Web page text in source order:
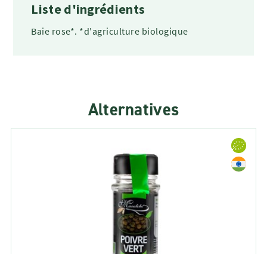
Liste d'ingrédients
Baie rose*. *d'agriculture biologique
Alternatives